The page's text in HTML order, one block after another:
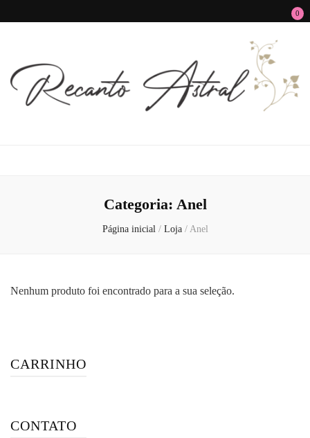
0
Categoria: Anel
Página inicial / Loja / Anel
Nenhum produto foi encontrado para a sua seleção.
CARRINHO
CONTATO